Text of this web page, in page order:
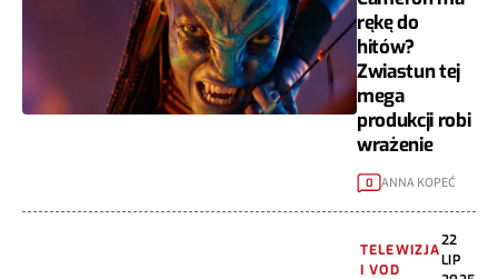
rękę do
hitów?
Zwiastun tej
mega
produkcji robi
wrażenie
0 ANNA KOPEĆ
TELEWIZJA
I VOD
22
LIP